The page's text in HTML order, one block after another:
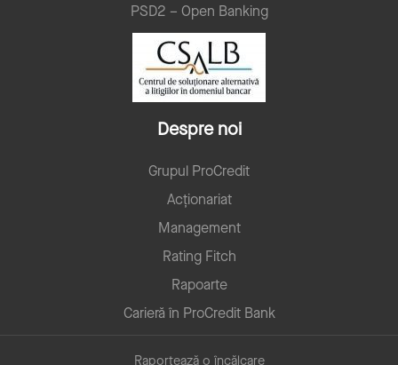
PSD2 – Open Banking
Despre noi
Grupul ProCredit
Acționariat
Management
Rating Fitch
Rapoarte
Carieră în ProCredit Bank
Raportează o încălcare